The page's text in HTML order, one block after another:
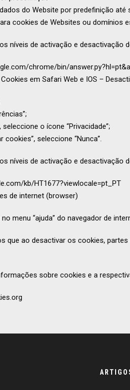
do Website por predefinição até
cookies de Websites ou domínios
níveis de activação e desactivação
chrome/bin/
em Safari Web e IOS –
o ícone “Privacidade”;
cookies”, seleccione “Nunca”.
níveis de activação e
kb/HT1677?viewlocale=pt_PT
de internet (browser)
menu “ajuda” do navegador de
que ao desactivar os cookies,
sobre cookies e a